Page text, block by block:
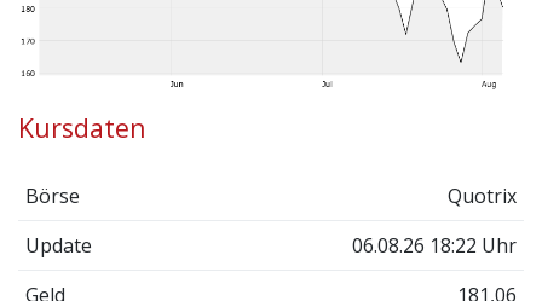
Kursdaten
Börse
Quotrix
Update
06.08.26 18:22 Uhr
Geld
181,06